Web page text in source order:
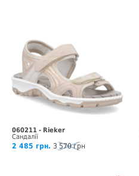
060211 - Rieker
Сандалії
2 485 грн. 3 570 грн